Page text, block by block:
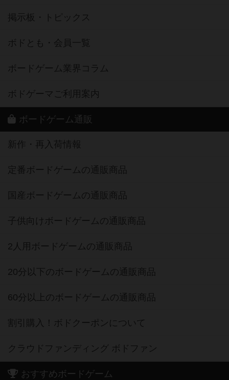
掲示板・トピックス
ボドとも・会員一覧
ボードゲーム業界コラム
ボドゲーマご利用案内
ボードゲーム通販
新作・再入荷情報
定番ボードゲームの通販商品
国産ボードゲームの通販商品
子供向けボードゲームの通販商品
2人用ボードゲームの通販商品
20分以下のボードゲームの通販商品
60分以上のボードゲームの通販商品
割引購入！ボドクーポンについて
クラウドファンディング ボドファン
おすすめボードゲーム